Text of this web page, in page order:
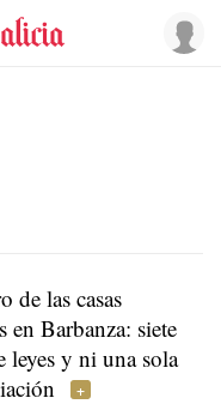
de las casas
en Barbanza: siete
leyes y ni una sola